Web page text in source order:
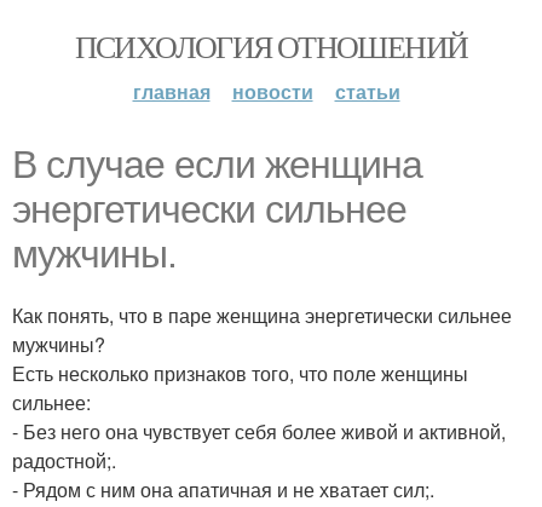
ПСИХОЛОГИЯ ОТНОШЕНИЙ
главная новости статьи
В случае если женщина
энергетически сильнее
мужчины.
Как понять, что в паре женщина энергетически сильнее
мужчины?
Есть несколько признаков того, что поле женщины
сильнее:
- Без него она чувствует себя более живой и активной,
радостной;.
- Рядом с ним она апатичная и не хватает сил;.